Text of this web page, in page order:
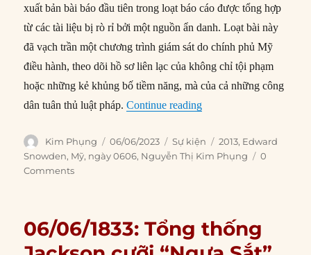
xuất bản bài báo đầu tiên trong loạt báo cáo được tổng hợp
từ các tài liệu bị rò rỉ bởi một nguồn ẩn danh. Loạt bài này
đã vạch trần một chương trình giám sát do chính phủ Mỹ
điều hành, theo dõi hồ sơ liên lạc của không chỉ tội phạm
hoặc những kẻ khủng bố tiềm năng, mà của cả những công
dân tuân thủ luật pháp.Continue reading“06/06/2013: Edward
Author
Kim Phụng
Posted
on
06/06/2023 Categories
Sự kiện Tags
2013, Edward
Snowden, Mỹ, ngày 0606, Nguyễn Thị Kim Phụng
0
Comments
06/06/1833: Tổng thống